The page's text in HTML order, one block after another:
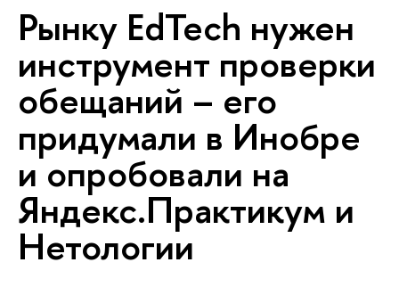
Рынку EdTech нужен
инструмент проверки
обещаний – его
придумали в Инобре
и опробовали на
Яндекс.Практикум и
Нетологии